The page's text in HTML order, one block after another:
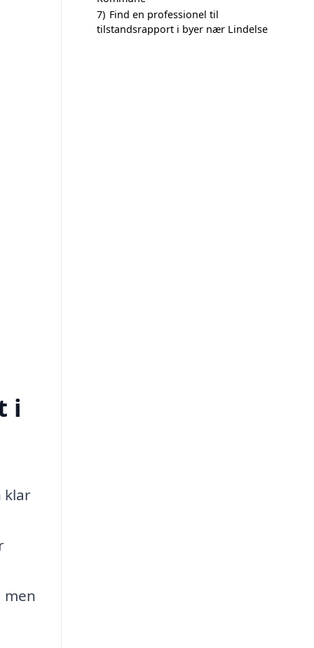
i
klar
men
7) Find en professionel til
tilstandsrapport i byer nær Lindelse